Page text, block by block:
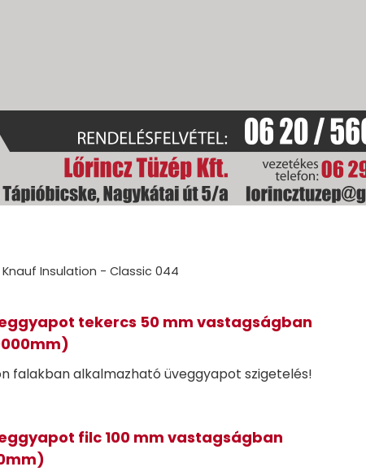
Knauf Insulation - Classic 044
tekercs 50 mm vastagságban
falakban alkalmazható üveggyapot szigetelés!
filc 100 mm vastagságban